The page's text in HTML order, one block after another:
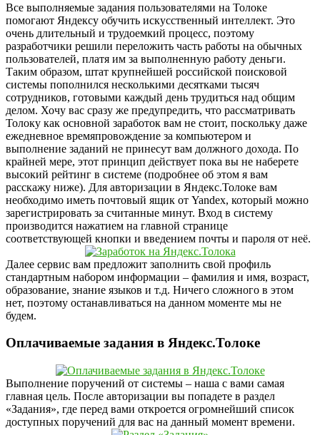
Все выполняемые задания пользователями на Толоке
помогают Яндексу обучить искусственный интеллект. Это
очень длительный и трудоемкий процесс, поэтому
разработчики решили переложить часть работы на обычных
пользователей, платя им за выполненную работу деньги.
Таким образом, штат крупнейшей российской поисковой
системы пополнился несколькими десятками тысяч
сотрудников, готовыми каждый день трудиться над общим
делом. Хочу вас сразу же предупредить, что рассматривать
Толоку как основной заработок вам не стоит, поскольку даже
ежедневное времяпровождение за компьютером и
выполнение заданий не принесут вам должного дохода. По
крайней мере, этот принцип действует пока вы не наберете
высокий рейтинг в системе (подробнее об этом я вам
расскажу ниже). Для авторизации в Яндекс.Толоке вам
необходимо иметь почтовый ящик от Yandex, который можно
зарегистрировать за считанные минут. Вход в систему
производится нажатием на главной странице
соответствующей кнопки и введением почты и пароля от неё.
Далее сервис вам предложит заполнить свой профиль
стандартным набором информации – фамилия и имя, возраст,
образование, знание языков и т.д. Ничего сложного в этом
нет, поэтому останавливаться на данном моменте мы не
будем.
Оплачиваемые задания в Яндекс.Толоке
Выполнение поручений от системы – наша с вами самая
главная цель. После авторизации вы попадете в раздел
«Задания», где перед вами откроется огромнейший список
доступных поручений для вас на данный момент времени.